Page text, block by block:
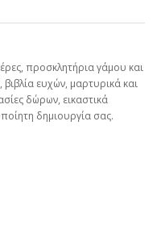
προσκλητήρια γάμου και
ευχών, μαρτυρικά και
δώρων, εικαστικά
δημιουργία σας.